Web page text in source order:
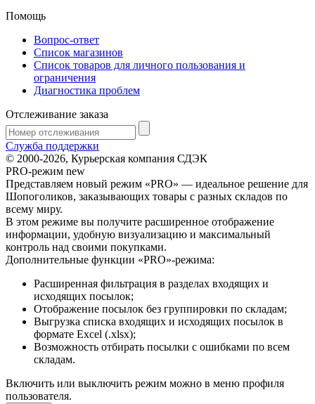
Помощь
Вопрос-ответ
Список магазинов
Список товаров для личного пользования и
ограничения
Диагностика проблем
Отслеживание заказа
Служба поддержки
© 2000-2026, Курьерская компания СДЭК
PRO-режим new
Представляем новый режим «PRO» — идеальное решение для
Шопоголиков, заказывающих товары с разных складов по
всему миру.
В этом режиме вы получите расширенное отображение
информации, удобную визуализацию и максимальный
контроль над своими покупками.
Дополнительные функции «PRO»-режима:
Расширенная фильтрация в разделах входящих и
исходящих посылок;
Отображение посылок без группировки по складам;
Выгрузка списка входящих и исходящих посылок в
формате Excel (.xlsx);
Возможность отбирать посылки с ошибками по всем
складам.
Включить или выключить режим можно в меню профиля
пользователя.